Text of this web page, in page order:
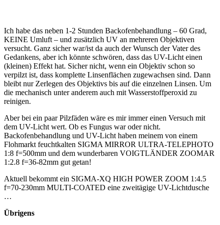
Ich habe das neben 1-2 Stunden Backofenbehandlung – 60 Grad,
KEINE Umluft – und zusätzlich UV an mehreren Objektiven
versucht. Ganz sicher war/ist da auch der Wunsch der Vater des
Gedankens, aber ich könnte schwören, dass das UV-Licht einen
(kleinen) Effekt hat. Sicher nicht, wenn ein Objektiv schon so
verpilzt ist, dass komplette Linsenflächen zugewachsen sind. Dann
bleibt nur Zerlegen des Objektivs bis auf die einzelnen Linsen. Um
die mechanisch unter anderem auch mit Wasserstoffperoxid zu
reinigen.
Aber bei ein paar Pilzfäden wäre es mir immer einen Versuch mit
dem UV-Licht wert. Ob es Fungus war oder nicht.
Backofenbehandlung und UV-Licht haben meinem von einem
Flohmarkt feuchtkalten SIGMA MIRROR ULTRA-TELEPHOTO
1:8 f=500mm und dem wunderbaren VOIGTLÄNDER ZOOMAR
1:2.8 f=36-82mm gut getan!
Aktuell bekommt ein SIGMA-XQ HIGH POWER ZOOM 1:4.5
f=70-230mm MULTI-COATED eine zweitägige UV-Lichtdusche
…
Übrigens